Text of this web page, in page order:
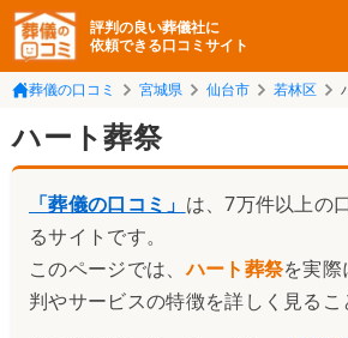
評判の良い葬儀社に
依頼できる口コミサイト
葬儀の口コミ 宮城県 仙台市 若林区
ハート葬祭
「葬儀の口コミ」 は、7万件以上の
るサイトです。
このページでは、ハート葬祭を実際
判やサービスの特徴を詳しく見るこ